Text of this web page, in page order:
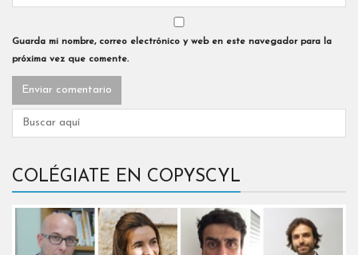
Guarda mi nombre, correo electrónico y web en este navegador para la
próxima vez que comente.
COLÉGIATE EN COPYSCYL